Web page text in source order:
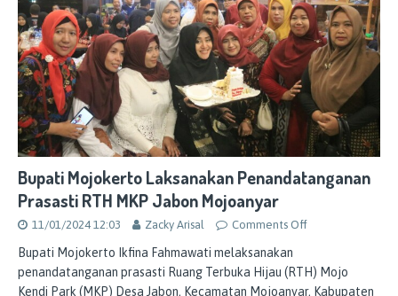
Bupati Mojokerto Laksanakan Penandatanganan
Prasasti RTH MKP Jabon Mojoanyar
11/01/2024 12:03 Zacky Arisal Comments Off
Bupati Mojokerto Ikfina Fahmawati melaksanakan
penandatanganan prasasti Ruang Terbuka Hijau (RTH) Mojo
Kendi Park (MKP) Desa Jabon, Kecamatan Mojoanyar, Kabupaten